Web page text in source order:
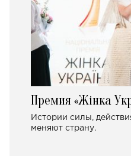
Премия «Жінка
Истории силы,
меняют страну.